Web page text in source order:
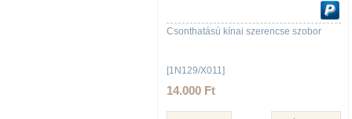
Csonthatású kínai szerencse szobor
[1N129/X011]
14.000 Ft